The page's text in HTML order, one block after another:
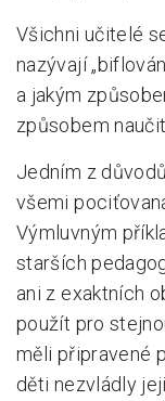
Všichni učitelé
nazývají
a jakým
způsobem
Jedním z
všemi
Výmluvným
starších
ani z exaktních
použít pro
měli připravené
děti nezvládly